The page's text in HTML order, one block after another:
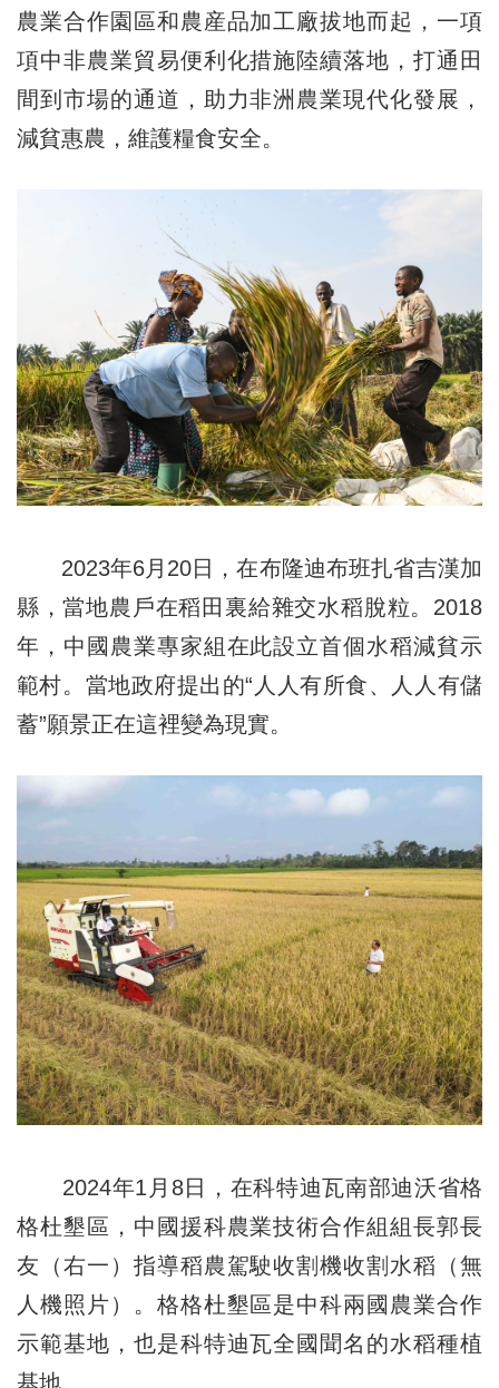
農業合作園區和農産品加工廠拔地而起，一項
項中非農業貿易便利化措施陸續落地，打通田
間到市場的通道，助力非洲農業現代化發展，
減貧惠農，維護糧食安全。
2023年6月20日，在布隆迪布班扎省吉漢加
縣，當地農戶在稻田裏給雜交水稻脫粒。2018
年，中國農業專家組在此設立首個水稻減貧示
範村。當地政府提出的“人人有所食、人人有儲
蓄”願景正在這裡變為現實。
2024年1月8日，在科特迪瓦南部迪沃省格
格杜墾區，中國援科農業技術合作組組長郭長
友（右一）指導稻農駕駛收割機收割水稻（無
人機照片）。格格杜墾區是中科兩國農業合作
示範基地，也是科特迪瓦全國聞名的水稻種植
基地。